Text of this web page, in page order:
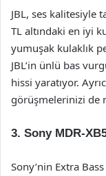
JBL, ses kalitesiyle
TL altındaki en iyi
yumuşak kulaklık
JBL’in ünlü bas
hissi yaratıyor.
görüşmelerinizi de
3. Sony MDR-
Sony’nin Extra